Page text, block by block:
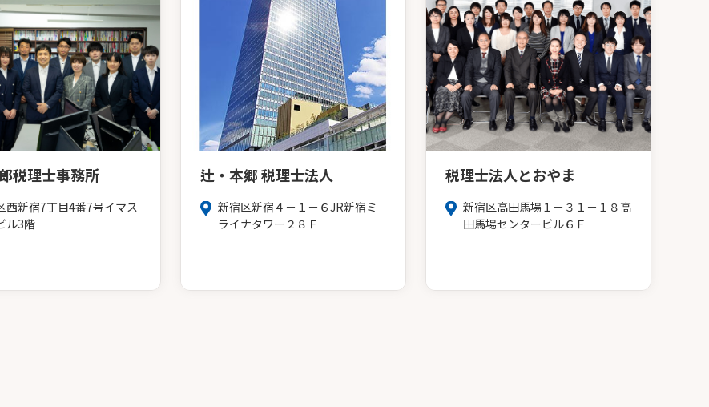
税理士事務所
西新宿7丁目4番7号イマス
ル3階
辻・本郷 税理士法人
新宿区新宿４－１－６JR新宿ミ
ライナタワー２８Ｆ
税理士法人とおやま
新宿区高田馬場１－３１－１８高
田馬場センタービル６Ｆ